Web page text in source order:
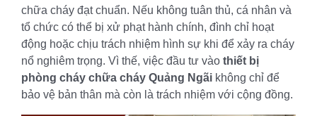
chữa cháy đạt chuẩn. Nếu không tuân thủ, cá nhân và
tổ chức có thể bị xử phạt hành chính, đình chỉ hoạt
động hoặc chịu trách nhiệm hình sự khi để xảy ra cháy
nổ nghiêm trọng. Vì thế, việc đầu tư vào thiết bị
phòng cháy chữa cháy Quảng Ngãi không chỉ để
bảo vệ bản thân mà còn là trách nhiệm với cộng đồng.